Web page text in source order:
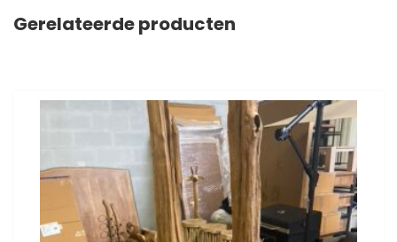
Gerelateerde producten